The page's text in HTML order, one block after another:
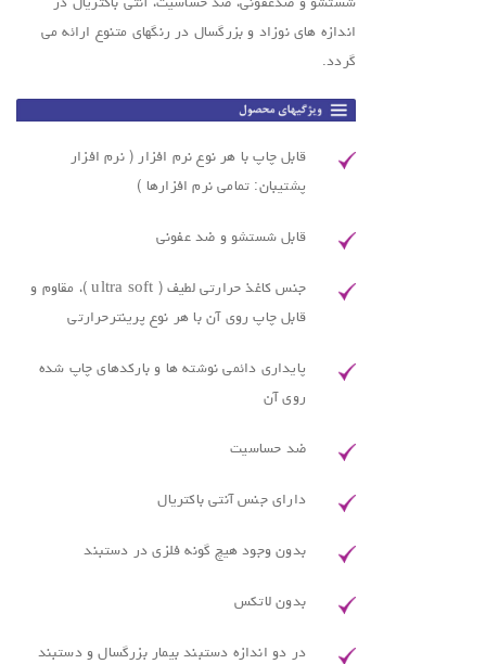
شستشو و ضدعفونی، ضد حساسیت، آنتی باکتریال در
اندازه های نوزاد و بزرگسال در رنگهای متنوع ارائه می
گردد.
قابل چاپ با هر نوع نرم افزار ( نرم افزار
پشتیبان: تمامی نرم افزارها )
قابل شستشو و ضد عفونی
جنس کاغذ حرارتی لطیف ( ultra soft )، مقاوم و
قابل چاپ روی آن با هر نوع پرینترحرارتی
پایداری دائمی نوشته ها و بارکدهای چاپ شده
روی آن
ضد حساسیت
دارای جنس آنتی باکتریال
بدون وجود هیچ گونه فلزی در دستبند
بدون لاتکس
در دو اندازه دستبند بیمار بزرگسال و دستبند